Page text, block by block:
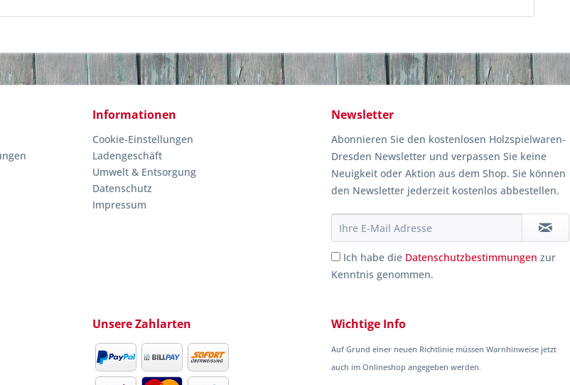
Informationen
Cookie-Einstellungen
Ladengeschäft
Umwelt & Entsorgung
Datenschutz
Impressum
Newsletter
Abonnieren Sie den kostenlosen Holzspielwaren-
Dresden Newsletter und verpassen Sie keine
Neuigkeit oder Aktion aus dem Shop. Sie können
den Newsletter jederzeit kostenlos abbestellen.
Ich habe die Datenschutzbestimmungen zur
Kenntnis genommen.
Unsere Zahlarten Wichtige Info
Auf Grund einer neuen Richtlinie müssen Warnhinweise jetzt
auch im Onlineshop angegeben werden.